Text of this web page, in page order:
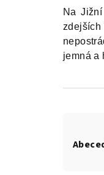
Na
zdejších
jemná a
a